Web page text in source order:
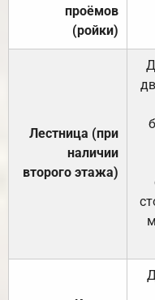
проёмов
(ройки)
Лестница (при
наличии
второго этажа)